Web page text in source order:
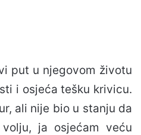
put u njegovom životu
i osjeća tešku krivicu.
ali nije bio u stanju da
ja osjećam veću